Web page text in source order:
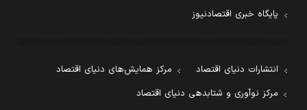
پایگاه خبری اقتصادنیوز
انتشارات دنیای اقتصاد
مرکز همایش‌های دنیای اقتصاد
مرکز نوآوری و شتابدهی دنیای اقتصاد